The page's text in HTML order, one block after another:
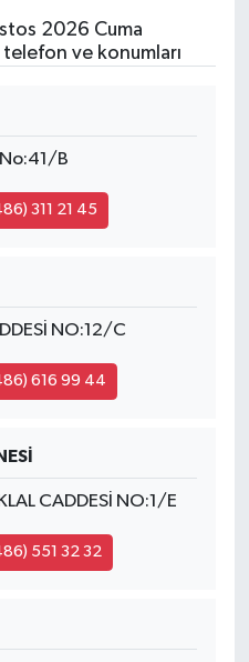
2026 Cuma
ve konumları
B
311 21 45
NO:12/C
616 99 44
CADDESİ NO:1/E
551 32 32